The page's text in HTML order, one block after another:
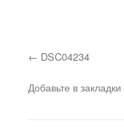
DSC04234
Добавьте в закладки